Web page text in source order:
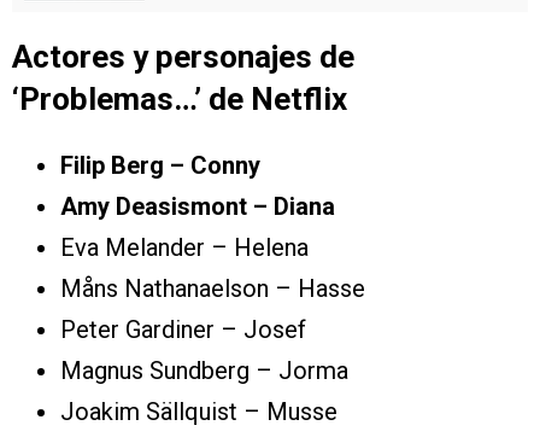
Actores y personajes de
‘Problemas…’ de Netflix
Filip Berg – Conny
Amy Deasismont – Diana
Eva Melander – Helena
Måns Nathanaelson – Hasse
Peter Gardiner – Josef
Magnus Sundberg – Jorma
Joakim Sällquist – Musse